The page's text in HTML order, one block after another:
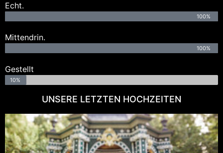
Echt.
100%
Mittendrin.
100%
Gestellt
10%
UNSERE LETZTEN HOCHZEITEN